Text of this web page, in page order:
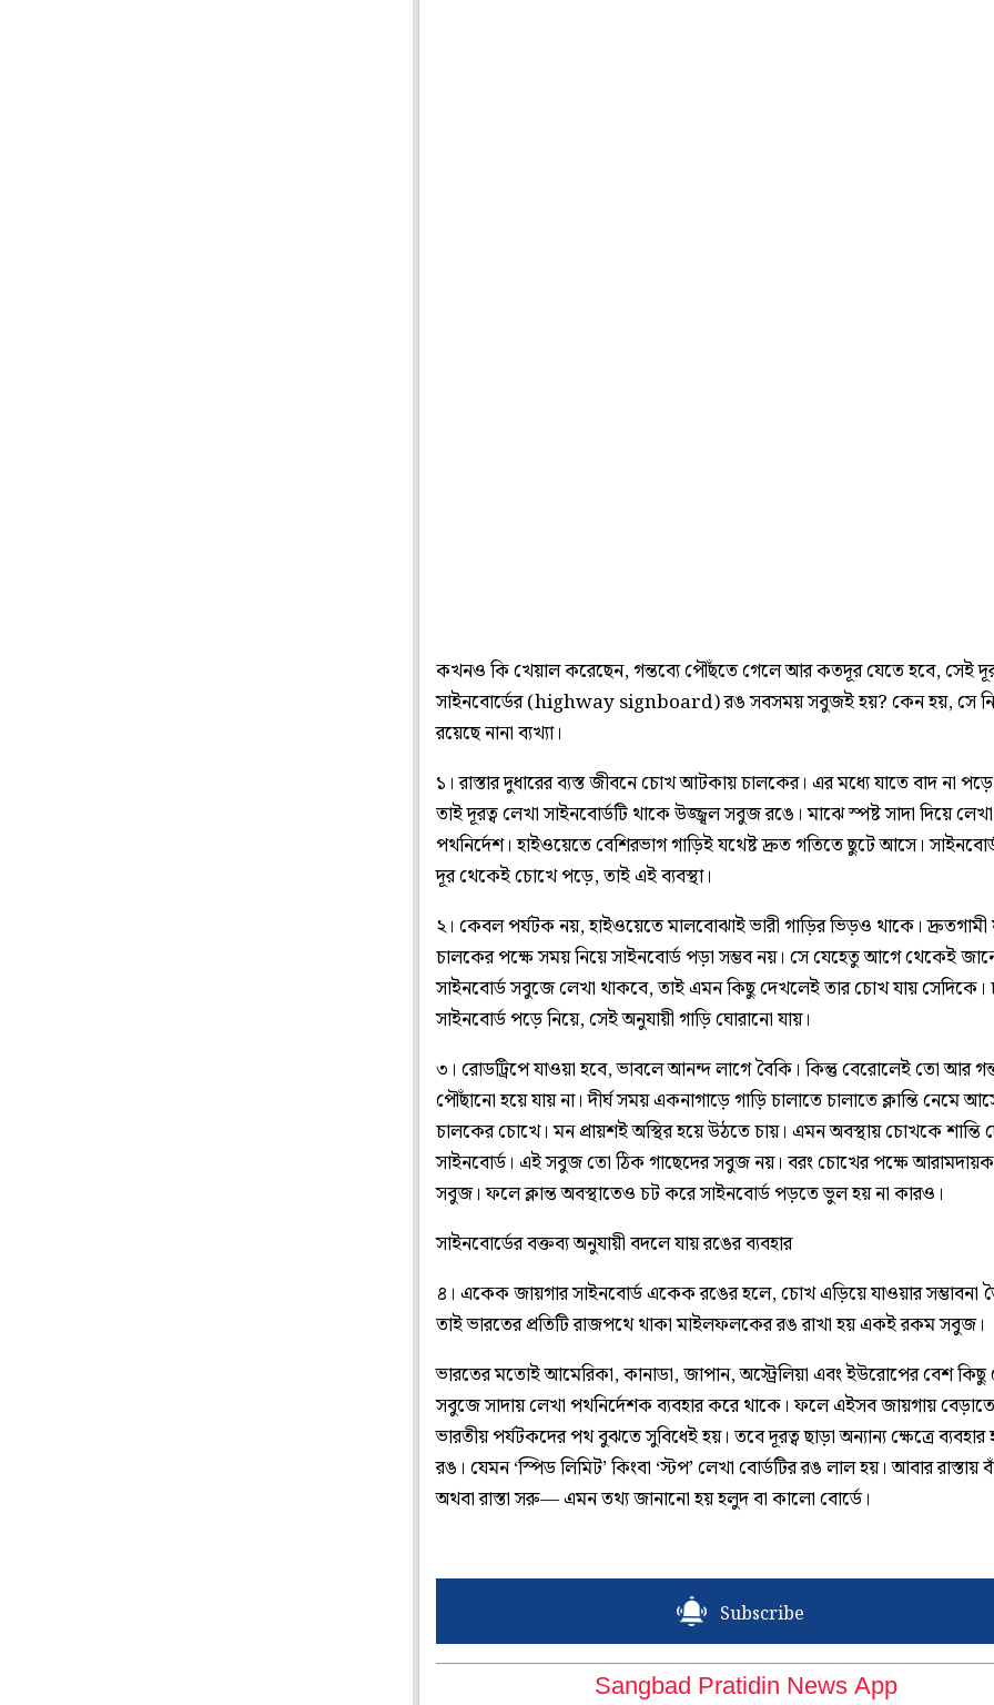
কখনও কি খেয়াল করেছেন, গন্তব্যে পৌঁছতে গেলে আর কতদূর যেতে হবে, সেই
সাইনবোর্ডের (highway signboard) রঙ সবসময় সবুজই হয়? কেন হয়, সে
রয়েছে নানা ব্যখ্যা।
১। রাস্তার দুধারের ব্যস্ত জীবনে চোখ আটকায় চালকের। এর মধ্যে যাতে বাদ না
তাই দূরত্ব লেখা সাইনবোর্ডটি থাকে উজ্জ্বল সবুজ রঙে। মাঝে স্পষ্ট সাদা দিয়ে লেখা
পথনির্দেশ। হাইওয়েতে বেশিরভাগ গাড়িই যথেষ্ট দ্রুত গতিতে ছুটে আসে।
দূর থেকেই চোখে পড়ে, তাই এই ব্যবস্থা।
২। কেবল পর্যটক নয়, হাইওয়েতে মালবোঝাই ভারী গাড়ির ভিড়ও থাকে। দ্রুতগামী
চালকের পক্ষে সময় নিয়ে সাইনবোর্ড পড়া সম্ভব নয়। সে যেহেতু আগে থেকেই
সাইনবোর্ড সবুজে লেখা থাকবে, তাই এমন কিছু দেখলেই তার চোখ যায়
সাইনবোর্ড পড়ে নিয়ে, সেই অনুযায়ী গাড়ি ঘোরানো যায়।
৩। রোডট্রিপে যাওয়া হবে, ভাবলে আনন্দ লাগে বৈকি। কিন্তু বেরোলেই তো আর
পৌঁছানো হয়ে যায় না। দীর্ঘ সময় একনাগাড়ে গাড়ি চালাতে চালাতে ক্লান্তি নেমে
চালকের চোখে। মন প্রায়শই অস্থির হয়ে উঠতে চায়। এমন অবস্থায় চোখকে
সাইনবোর্ড। এই সবুজ তো ঠিক গাছেদের সবুজ নয়। বরং চোখের পক্ষে
সবুজ। ফলে ক্লান্ত অবস্থাতেও চট করে সাইনবোর্ড পড়তে ভুল হয় না কারও।
সাইনবোর্ডের বক্তব্য অনুযায়ী বদলে যায় রঙের ব্যবহার
৪। একেক জায়গার সাইনবোর্ড একেক রঙের হলে, চোখ এড়িয়ে যাওয়ার সম্ভাবনা
তাই ভারতের প্রতিটি রাজপথে থাকা মাইলফলকের রঙ রাখা হয় একই রকম সবুজ।
ভারতের মতোই আমেরিকা, কানাডা, জাপান, অস্ট্রেলিয়া এবং ইউরোপের বেশ কিছু
সবুজে সাদায় লেখা পথনির্দেশক ব্যবহার করে থাকে। ফলে এইসব জায়গায়
ভারতীয় পর্যটকদের পথ বুঝতে সুবিধেই হয়। তবে দূরত্ব ছাড়া অন্যান্য ক্ষেত্রে
রঙ। যেমন ‘স্পিড লিমিট’ কিংবা ‘স্টপ’ লেখা বোর্ডটির রঙ লাল হয়। আবার
অথবা রাস্তা সরু— এমন তথ্য জানানো হয় হলুদ বা কালো বোর্ডে।
Subscribe
Sangbad Pratidin News App